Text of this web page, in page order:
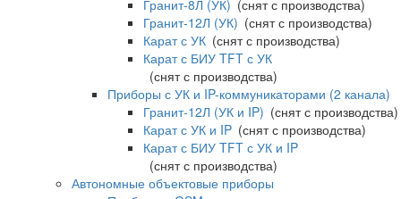
Гранит-8Л (УК) (снят с производства)
Гранит-12Л (УК) (снят с производства)
Карат с УК (снят с производства)
Карат с БИУ TFT с УК
(снят с производства)
Приборы с УК и IP-коммуникаторами (2 канала)
Гранит-12Л (УК и IP) (снят с производства)
Карат с УК и IP (снят с производства)
Карат с БИУ TFT с УК и IP
(снят с производства)
Автономные объектовые приборы